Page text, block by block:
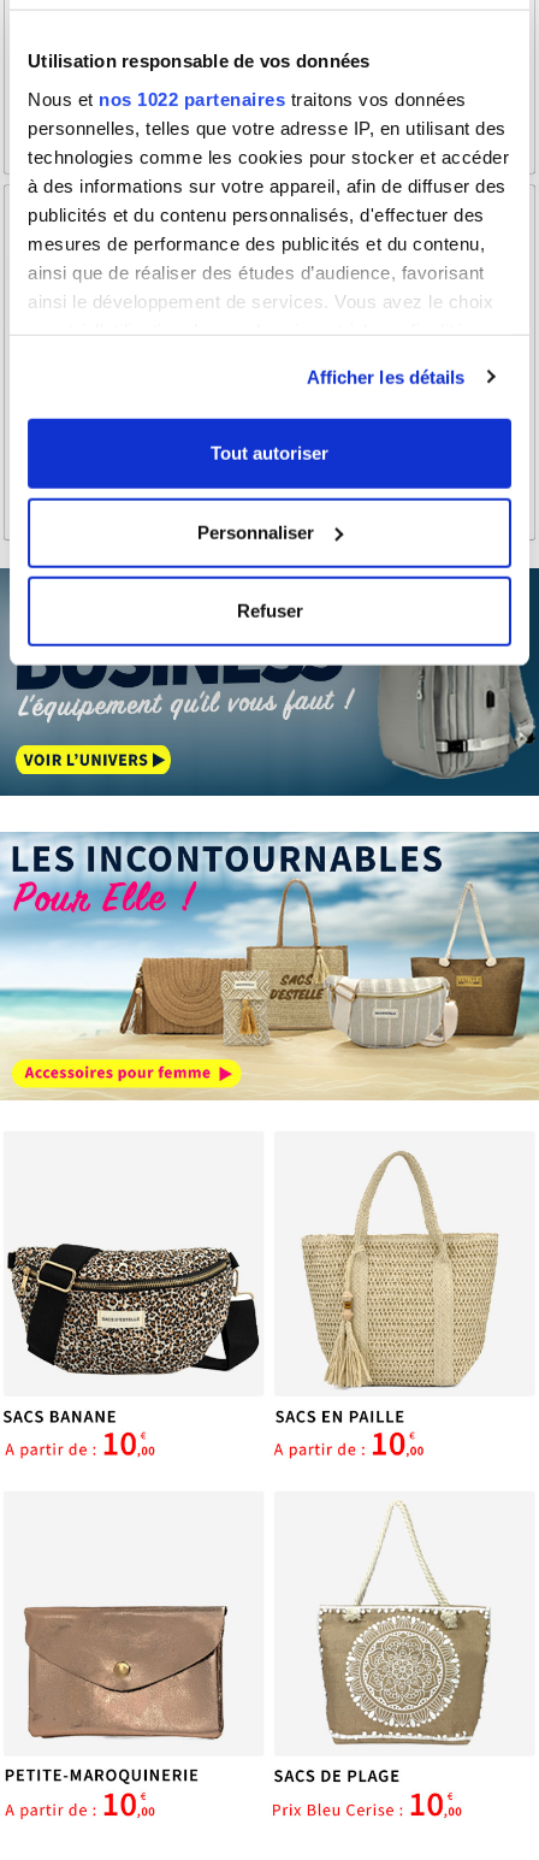
Utilisation responsable de vos données
Nous et nos 1022 partenaires traitons vos données
personnelles, telles que votre adresse IP, en utilisant des
technologies comme les cookies pour stocker et accéder
à des informations sur votre appareil, afin de diffuser des
publicités et du contenu personnalisés, d'effectuer des
mesures de performance des publicités et du contenu,
ainsi que de réaliser des études d’audience, favorisant
ainsi le développement de services. Vous avez le choix
tout moment en consultant la Déclaration relative aux
cookies ou en cliquant sur l'icône de confidentialité.
Collecter des informations sur votre localisation
géographique qui peuvent être précises à plusieurs
mètres près
pour en relever les caractéristiques spécifiques
(empreintes digitales).
Pour en savoir plus sur le traitement de vos données
personnelles et définir vos préférences, reportez-vous à
lasection « Détails »
. Vous pouvez modifier ou retirer
votre consentement à tout moment à partir de la
déclaration sur les cookies.
Les cookies nous permettent de personnaliser le contenu
et les annonces, d'offrir des fonctionnalités relatives aux
médias sociaux et d'analyser notre trafic. Nous
partageons également des informations sur l'utilisation de
notre site avec nos partenaires de médias sociaux, de
publicité et d'analyse, qui peuvent combiner celles-ci
avec d'autres informations que vous leur avez fournies
ou qu'ils ont collectées lors de votre utilisation de leurs
services.
Afficher les détails
Tout autoriser
Personnaliser
Refuser